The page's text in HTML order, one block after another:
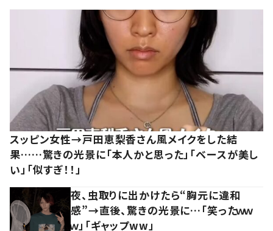
スッピン女性→戸田恵梨香さん風メイクをした結
果……驚きの光景に「本人かと思った」「ベースが美し
い」「似すぎ！！」
夜、虫取りに出かけたら“胸元に違和
感”→直後、驚きの光景に…「笑ったｗｗ
ｗ」「ギャップww」